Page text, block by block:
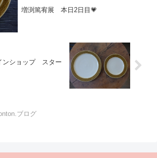
増渕篤宥展 本日2日目💗
ンショップ スター
ブログ